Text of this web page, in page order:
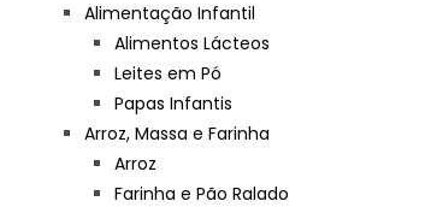
Alimentação Infantil
Alimentos Lácteos
Leites em Pó
Papas Infantis
Arroz, Massa e Farinha
Arroz
Farinha e Pão Ralado